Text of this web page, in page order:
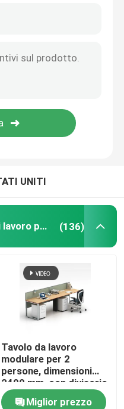
di Antivari
UNITI
Scrivanie per postazioni di lavoro per ufficio (136)
Tavolo da lavoro
modulare per 2
persone, dimensioni
2400 mm, con divisorio
in tessuto
Miglior prezzo